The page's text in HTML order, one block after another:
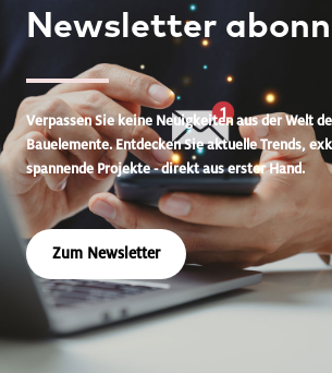
Newsletter
Verpassen Sie keine Neuigkeiten aus der Welt
Bauelemente. Entdecken Sie aktuelle Trends,
spannende Projekte - direkt aus erster Hand.
Zum Newsletter